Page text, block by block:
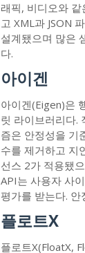
래픽, 비디오와
고 XML과 JSON
설계됐으며 많은
다.
아이겐
아이겐(Eigen)은
릿 라이브러리다.
즘은 안정성을 기
수를 제거하고 지
선스 2가 적용됐
API는 사용자 사
평가를 받는다.
플로트X
플로트X(FloatX,